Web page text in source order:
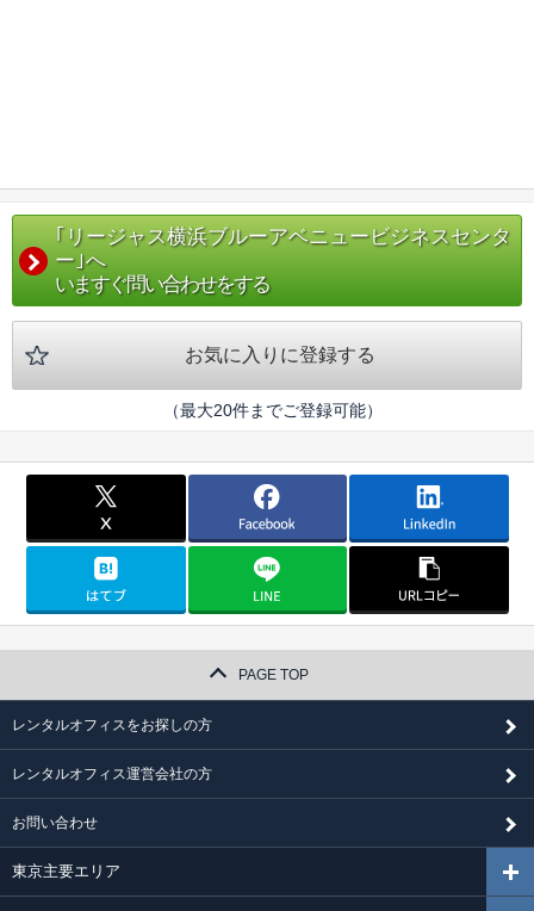
｢リージャス横浜ブルーアベニュービジネスセンタ
ー｣へ
いますぐ問い合わせをする
お気に入りに登録する
（最大20件までご登録可能）
PAGE TOP
レンタルオフィスをお探しの方
レンタルオフィス運営会社の方
お問い合わせ
東京主要エリア